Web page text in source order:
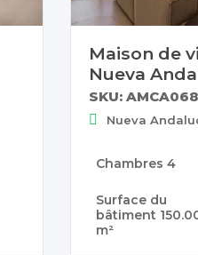
Maison de
Nueva
SKU:
Nueva
Chambres 4
Surface du
bâtiment
m²